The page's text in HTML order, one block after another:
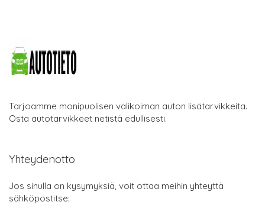
Tarjoamme monipuolisen valikoiman auton lisätarvikkeita.
Osta autotarvikkeet netistä edullisesti.
Yhteydenotto
Jos sinulla on kysymyksiä, voit ottaa meihin yhteyttä
sähköpostitse: